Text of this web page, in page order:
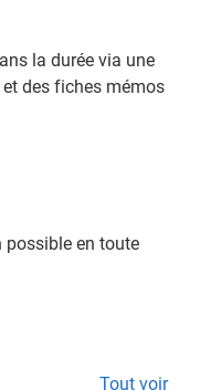
la durée via une
des fiches mémos
possible en toute
Tout voir